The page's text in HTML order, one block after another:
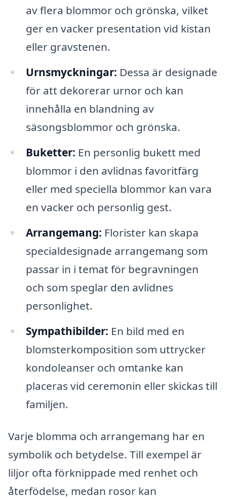
av flera blommor och grönska, vilket
ger en vacker presentation vid kistan
eller gravstenen.
Urnsmyckningar: Dessa är designade
för att dekorerar urnor och kan
innehålla en blandning av
säsongsblommor och grönska.
Buketter: En personlig bukett med
blommor i den avlidnas favoritfärg
eller med speciella blommor kan vara
en vacker och personlig gest.
Arrangemang: Florister kan skapa
specialdesignade arrangemang som
passar in i temat för begravningen
och som speglar den avlidnes
personlighet.
Sympathibilder: En bild med en
blomsterkomposition som uttrycker
kondoleanser och omtanke kan
placeras vid ceremonin eller skickas till
familjen.
Varje blomma och arrangemang har en
symbolik och betydelse. Till exempel är
liljor ofta förknippade med renhet och
återfödelse, medan rosor kan